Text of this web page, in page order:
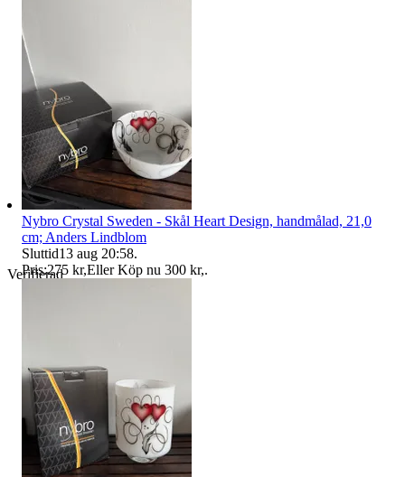
Verifierad
Nybro Crystal Sweden - Skål Heart Design, handmålad, 21,0
cm; Anders Lindblom
Sluttid13 aug 20:58.
Pris:275 kr,Eller Köp nu 300 kr,.